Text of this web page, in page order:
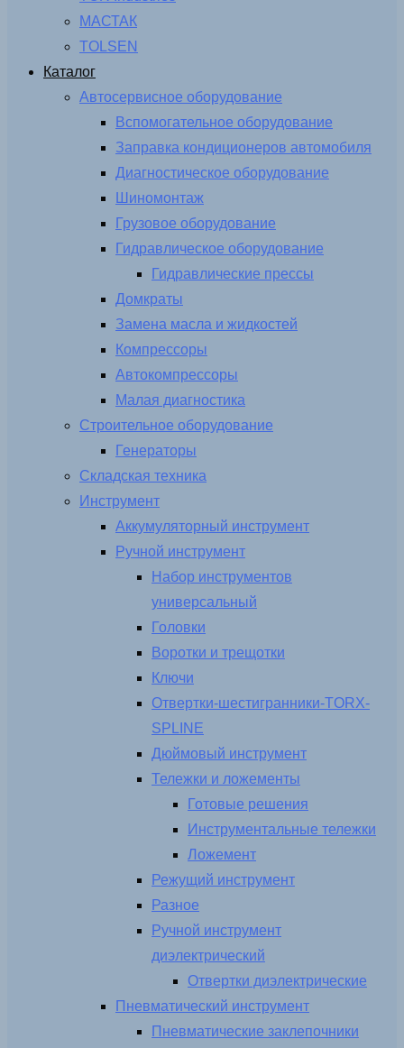
МАСТАК
TOLSEN
Каталог
Автосервисное оборудование
Вспомогательное оборудование
Заправка кондиционеров автомобиля
Диагностическое оборудование
Шиномонтаж
Грузовое оборудование
Гидравлическое оборудование
Гидравлические прессы
Домкраты
Замена масла и жидкостей
Компрессоры
Автокомпрессоры
Малая диагностика
Строительное оборудование
Генераторы
Складская техника
Инструмент
Аккумуляторный инструмент
Ручной инструмент
Набор инструментов
универсальный
Головки
Воротки и трещотки
Ключи
Отвертки-шестигранники-TORX-
SPLINE
Дюймовый инструмент
Тележки и ложементы
Готовые решения
Инструментальные тележки
Ложемент
Режущий инструмент
Разное
Ручной инструмент
диэлектрический
Отвертки диэлектрические
Пневматический инструмент
Пневматические заклепочники